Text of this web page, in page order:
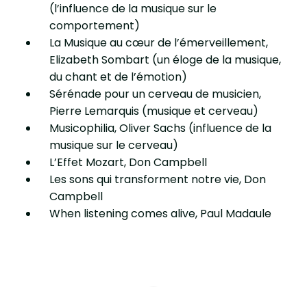
(l’influence de la musique sur le
comportement)
La Musique au cœur de l’émerveillement,
Elizabeth Sombart (un éloge de la musique,
du chant et de l’émotion)
Sérénade pour un cerveau de musicien,
Pierre Lemarquis (musique et cerveau)
Musicophilia, Oliver Sachs (influence de la
musique sur le cerveau)
L’Effet Mozart, Don Campbell
Les sons qui transforment notre vie, Don
Campbell
When listening comes alive, Paul Madaule